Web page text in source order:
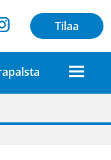
Tilaa
lehdessä